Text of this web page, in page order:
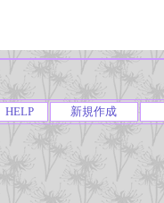
HELP 新規作成